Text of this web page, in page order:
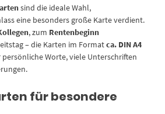
sind die ideale Wahl,
eine besonders große Karte verdient.
, zum Rentenbeginn
– die Karten im Formatca. DIN A4
Worte, viele Unterschriften
für besondere